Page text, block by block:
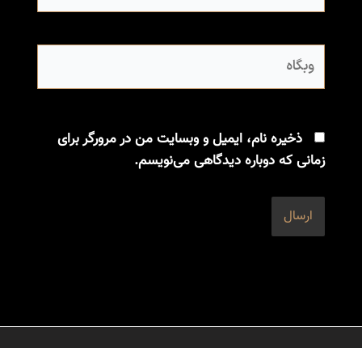
وبگاه
ذخیره نام، ایمیل و وبسایت من در مرورگر برای
زمانی که دوباره دیدگاهی می‌نویسم.